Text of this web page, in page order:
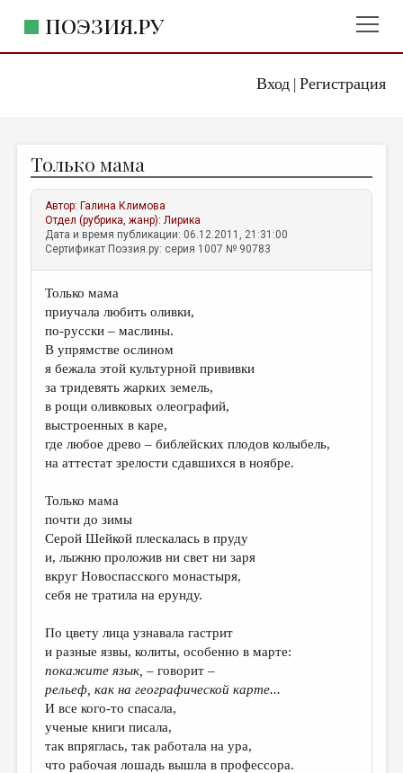
Вход| Регистрация
ПОЭЗИЯ.РУ
ЖАНРЫ
АВТОРЫ
КОММЕНТАРИИ
ЛИТСАЛОН
НОВОСТИ
ПРАВИЛА САЙТА
ОТДЕЛЫ И РУБРИКИ
ИЗБРАННОЕ
ДАЙДЖЕСТ
ПРОИЗВЕДЕНИЯ
ПЕРЕВОДЫ
КОНКУРСЫ
ДЕТСКАЯ КОМНАТА
КНИЖНАЯ ПОЛКА
СТРАНИЦЫ ПАМЯТИ
ОБЪЯВЛЕНИЯ
РЕДКОЛЛЕГИЯ
Только мама
Автор: Галина Климова
Отдел (рубрика, жанр):Лирика
Дата и время публикации: 06.12.2011, 21:31:00
Сертификат Поэзия.ру: серия 1007 № 90783
Только мама
приучала любить оливки,
по-русски – маслины.
В упрямстве ослином
я бежала этой культурной прививки
за тридевять жарких земель,
в рощи оливковых олеографий,
выстроенных в каре,
где любое древо – библейских плодов колыбель,
на аттестат зрелости сдавшихся в ноябре.
Только мама
почти до зимы
Серой Шейкой плескалась в пруду
и, лыжню проложив ни свет ни заря
вкруг Новоспасского монастыря,
себя не тратила на ерунду.
По цвету лица узнавала гастрит
и разные язвы, колиты, особенно в марте:
покажите язык, – говорит –
рельеф, как на географической карте...
И все кого-то спасала,
ученые книги писала,
так впряглась, так работала на ура,
что рабочая лошадь вышла в профессора.